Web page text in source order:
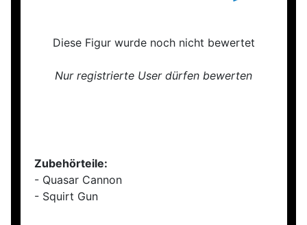
Diese Figur wurde noch nicht bewertet
Nur registrierte User dürfen bewerten
Zubehörteile:
- Quasar Cannon
- Squirt Gun